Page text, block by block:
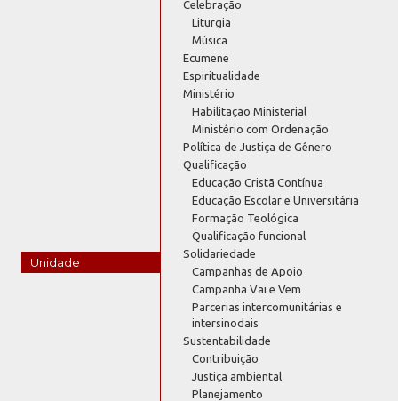
Unidade
Celebração
Liturgia
Música
Ecumene
Espiritualidade
Ministério
Habilitação Ministerial
Ministério com Ordenação
Política de Justiça de Gênero
Qualificação
Educação Cristã Contínua
Educação Escolar e Universitária
Formação Teológica
Qualificação funcional
Solidariedade
Campanhas de Apoio
Campanha Vai e Vem
Parcerias intercomunitárias e
intersinodais
Sustentabilidade
Contribuição
Justiça ambiental
Planejamento